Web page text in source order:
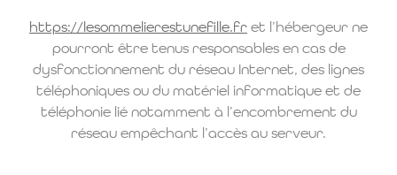
https://lesommelierestunefille.fr et l’hébergeur ne
pourront être tenus responsables en cas de
dysfonctionnement du réseau Internet, des lignes
téléphoniques ou du matériel informatique et de
téléphonie lié notamment à l’encombrement du
réseau empêchant l’accès au serveur.